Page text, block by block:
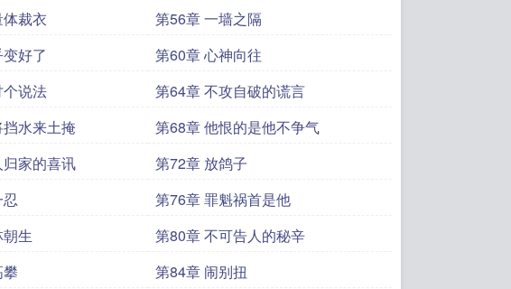
裁衣
第56章 一墙之隔
好了
第60章 心神向往
说法
第64章 不攻自破的谎言
水来土掩
第68章 他恨的是他不争气
家的喜讯
第72章 放鸽子
第76章 罪魁祸首是他
生
第80章 不可告人的秘辛
攀
第84章 闹别扭